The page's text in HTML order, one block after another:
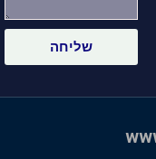
שליחה